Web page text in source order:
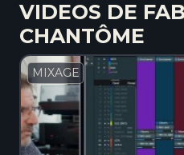
VIDEOS DE
CHANTÔME
MIXAGE